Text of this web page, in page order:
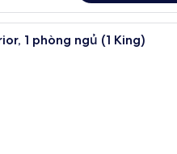
Phòng Suite
1 phòng ngủ (1 King)